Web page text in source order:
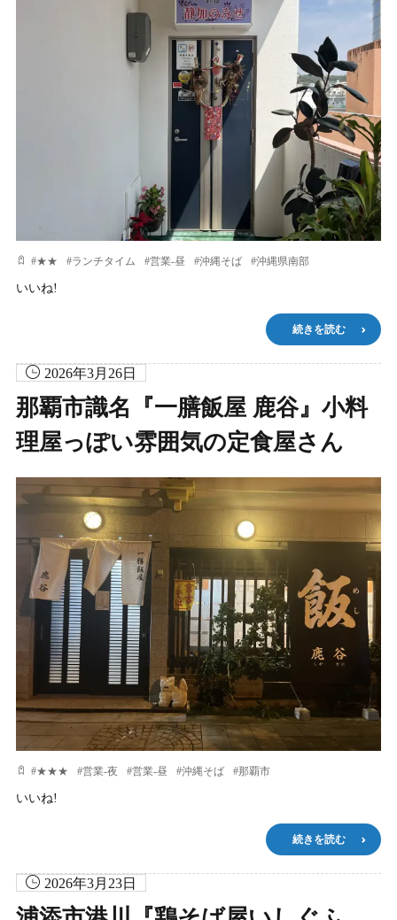
#★★ #ランチタイム #営業-昼 #沖縄そば #沖縄県南部
いいね!
続きを読む
2026年3月26日
那覇市識名『一膳飯屋 鹿谷』小料
理屋っぽい雰囲気の定食屋さん
#★★★ #営業-夜 #営業-昼 #沖縄そば #那覇市
いいね!
続きを読む
2026年3月23日